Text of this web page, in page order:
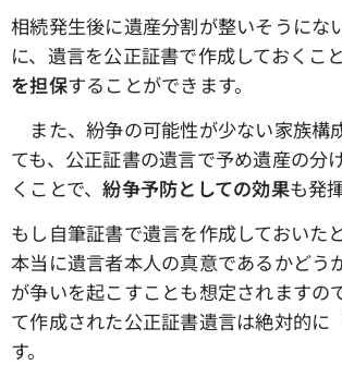
相続発生後に遺産分割が整いそうにな
に、遺言を公正証書で作成しておくこ
を担保することができます。
また、紛争の可能性が少ない家族構
ても、公正証書の遺言で予め遺産の分
くことで、紛争予防としての効果も発
もし自筆証書で遺言を作成しておいた
本当に遺言者本人の真意であるかどう
が争いを起こすことも想定されますの
て作成された公正証書遺言は絶対的に
す。